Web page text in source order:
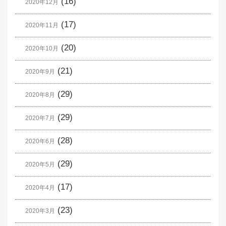
2020年12月
2020年11月 (17)
2020年10月 (20)
2020年9月 (21)
2020年8月 (29)
2020年7月 (29)
2020年6月 (28)
2020年5月 (29)
2020年4月 (17)
2020年3月 (23)